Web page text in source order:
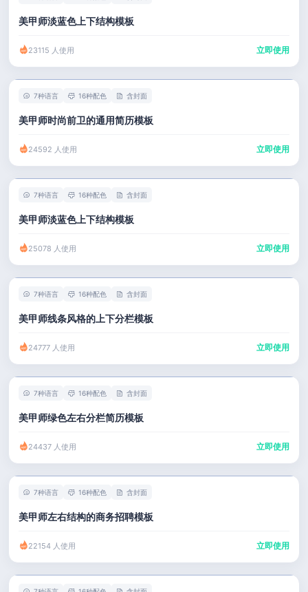
美甲师淡蓝色上下结构模板
23115 人使用 立即使用
7种语言 16种配色 含封面
美甲师时尚前卫的通用简历模板
24592 人使用 立即使用
7种语言 16种配色 含封面
美甲师淡蓝色上下结构模板
25078 人使用 立即使用
7种语言 16种配色 含封面
美甲师线条风格的上下分栏模板
24777 人使用 立即使用
7种语言 16种配色 含封面
美甲师绿色左右分栏简历模板
24437 人使用 立即使用
7种语言 16种配色 含封面
美甲师左右结构的商务招聘模板
22154 人使用 立即使用